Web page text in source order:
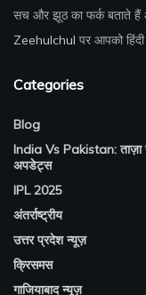
सच और झूठ का फर्क बताते हैं
Zeehulchul पर आपको
Categories
Blog
India Vs Pakistan: ताज़ा
अपडेट्स
IPL 2025
अंतर्राष्ट्रीय
उत्तर प्रदेश न्यूज़
क्रिसमस
गाजियाबाद न्यूज़